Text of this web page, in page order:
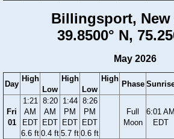
Billingsport, New
39.8500° N,
May 2026
Day
High
Low
High
Low
High
Phase
Fri
01
1:21
AM
EDT
6.6 ft
8:20
AM
EDT
0.4 ft
1:44
PM
EDT
5.7 ft
8:26
PM
EDT
0.6 ft
Full
Moon
6:01 AM
EDT